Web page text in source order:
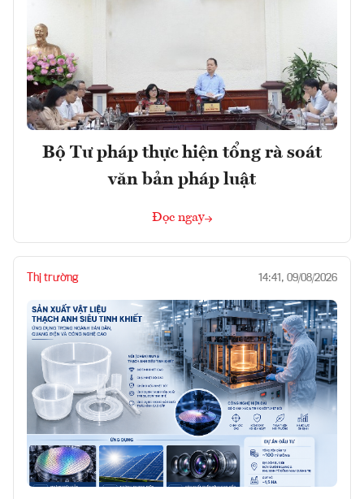
Bộ Tư pháp thực hiện tổng rà soát
văn bản pháp luật
Đọc ngay
Thị trường 14:41, 09/08/2026